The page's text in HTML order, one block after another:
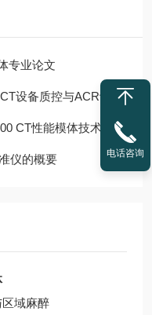
专业论文
ACR认证的全能解决方案
CT性能模体技术解析
仪的概要
域麻醉
电话咨询